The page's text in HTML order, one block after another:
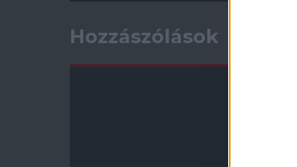
Hozzászólások